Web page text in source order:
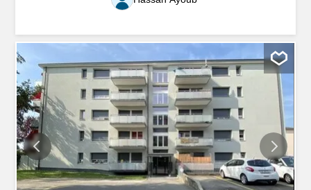
synergies. Véritable tremplin, ce lieu n'attend plus que
suit : - Hall d'entrée - Séjour - Cuisine agencée - Deux
chambres à coucher - Salle de bains / WC - Balcon Les
travaux suivants seront effectués dans l'appartement : -
Réfection complète des peintures - Ponçage et
vitrification des parquets Coup de coeur garanti ! Pour
toute information complémentaire sur ce bien ou pour
organiser une visite, nous vous invitons à remplir le
formulaire de contact.